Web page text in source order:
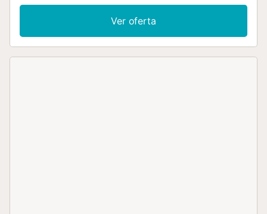
Ver oferta